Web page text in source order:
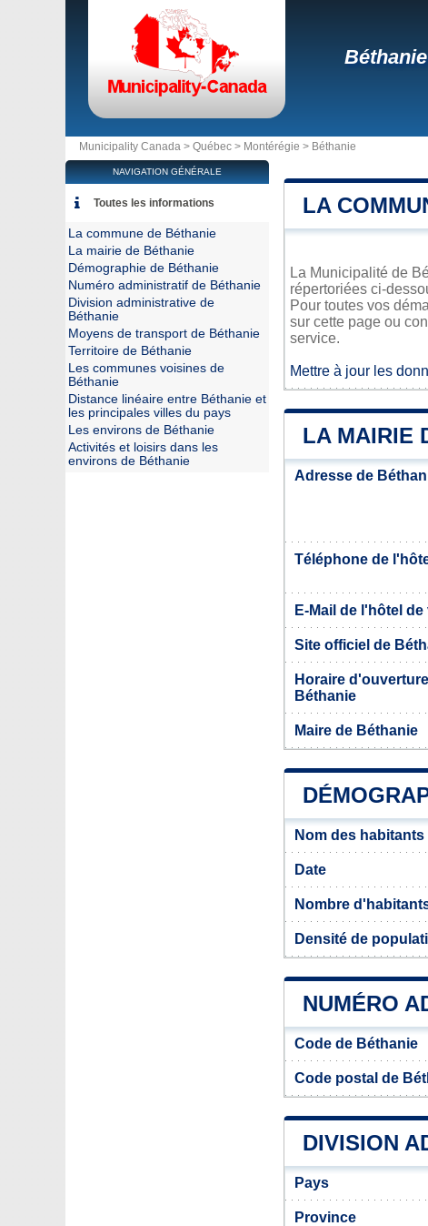
Béthanie
Municipality Canada > Québec > Montérégie > Béthanie
LA
La Municipalité de
répertoriées ci-
Pour toutes vos
sur cette page ou
service.
Mettre à jour les
LA MAIRIE
Adresse de
Téléphone de
E-Mail de l'hôtel de
Site officiel de
Horaire
Béthanie
Maire de Béthanie
Nom des
Date
Nombre
Densité de
NUMÉRO
Code de Béthanie
Code postal de
DIVISION
Pays
Province
NAVIGATION GÉNÉRALE
Toutes les informations
La commune de Béthanie
La mairie de Béthanie
Démographie de Béthanie
Numéro administratif de Béthanie
Division administrative de
Béthanie
Moyens de transport de Béthanie
Territoire de Béthanie
Les communes voisines de
Béthanie
Distance linéaire entre Béthanie et
les principales villes du pays
Les environs de Béthanie
Activités et loisirs dans les
environs de Béthanie